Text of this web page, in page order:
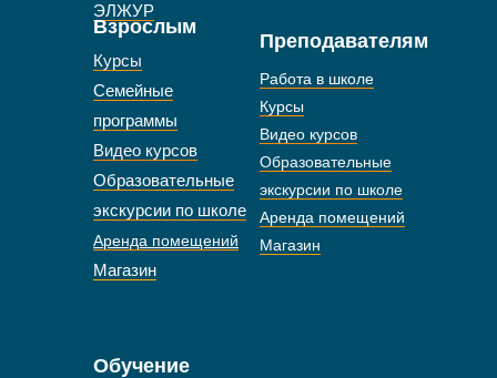
ЭЛЖУР
Взрослым
Обучение
Курсы
Семейные
программы
Видео курсов
Образовательные
экскурсии по школе
Аренда помещений
Магазин
Преподавателям
Работа в школе
Курсы
Видео курсов
Образовательные
экскурсии по школе
Аренда помещений
Магазин